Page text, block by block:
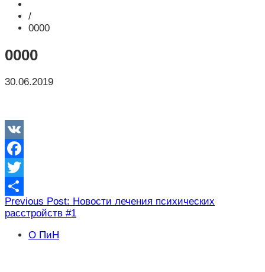
/
0000
0000
30.06.2019
VK
Facebook
Twitter
Отправить
Навигация
по
записям
Previous Post: Новости лечения психических
расстройств #1
О ПиН